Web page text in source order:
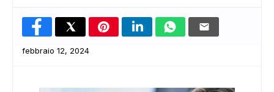
febbraio 12, 2024